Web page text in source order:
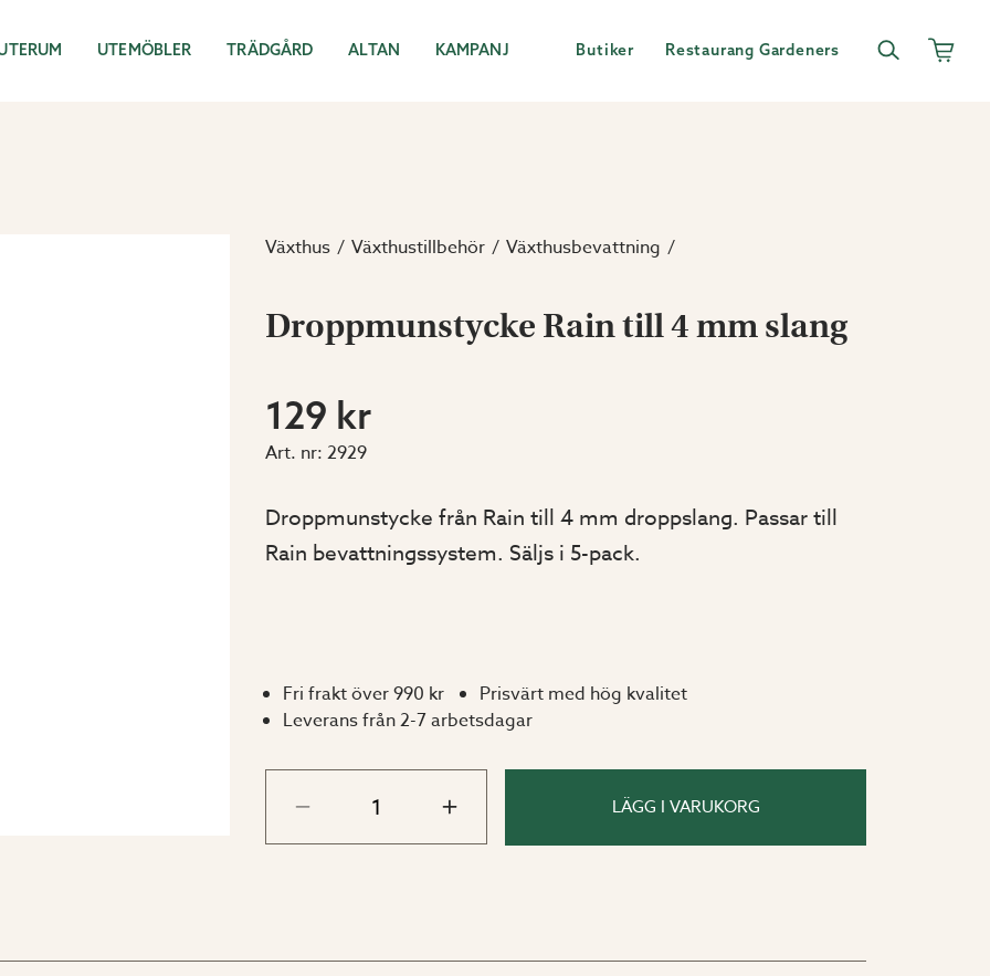
UTEMÖBLER TRÄDGÅRD ALTAN KAMPANJ Butiker Restaurang Gardeners
Växthus Växthustillbehör Växthusbevattning
Droppmunstycke Rain till 4 mm slang
129 kr
Art. nr: 2929
Droppmunstycke från Rain till 4 mm droppslang. Passar till
Rain bevattningssystem. Säljs i 5-pack.
Fri frakt över 990 kr
Prisvärt med hög kvalitet
Leverans från 2-7 arbetsdagar
LÄGG I VARUKORG